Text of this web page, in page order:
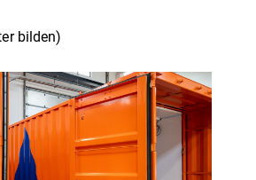
bilden)